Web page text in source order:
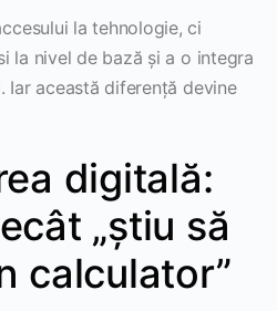
la tehnologie, ci
la nivel de bază și a o integra
Iar această diferență devine
digitală:
„știu să
calculator”